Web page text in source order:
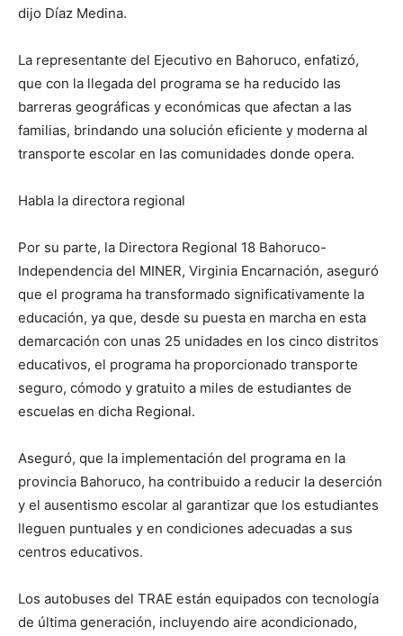
dijo Díaz Medina.
La representante del Ejecutivo en Bahoruco, enfatizó,
que con la llegada del programa se ha reducido las
barreras geográficas y económicas que afectan a las
familias, brindando una solución eficiente y moderna al
transporte escolar en las comunidades donde opera.
Habla la directora regional
Por su parte, la Directora Regional 18 Bahoruco-
Independencia del MINER, Virginia Encarnación, aseguró
que el programa ha transformado significativamente la
educación, ya que, desde su puesta en marcha en esta
demarcación con unas 25 unidades en los cinco distritos
educativos, el programa ha proporcionado transporte
seguro, cómodo y gratuito a miles de estudiantes de
escuelas en dicha Regional.
Aseguró, que la implementación del programa en la
provincia Bahoruco, ha contribuido a reducir la deserción
y el ausentismo escolar al garantizar que los estudiantes
lleguen puntuales y en condiciones adecuadas a sus
centros educativos.
Los autobuses del TRAE están equipados con tecnología
de última generación, incluyendo aire acondicionado,